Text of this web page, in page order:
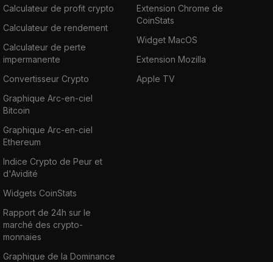
Calculateur de profit crypto
Calculateur de rendement
Calculateur de perte
impermanente
Convertisseur Crypto
Graphique Arc-en-ciel
Bitcoin
Graphique Arc-en-ciel
Ethereum
Indice Crypto de Peur et
d'Avidité
Widgets CoinStats
Rapport de 24h sur le
marché des crypto-
monnaies
Graphique de la Dominance
Extension Chrome de
CoinStats
Widget MacOS
Extension Mozilla
Apple TV